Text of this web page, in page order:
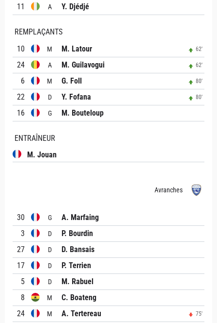
11 A Y. Djédjé
REMPLAÇANTS
10
M M. Latour 62'
24 A M. Guilavogui 62'
6 M G. Foll 80'
22 D Y. Fofana 80'
16 G M. Bouteloup
ENTRAÎNEUR
M. Jouan
Avranches
30 G
A. Marfaing
3
D
P. Bourdin
27
D
D. Bansais
17
D
P. Terrien
5
D
M. Rabuel
8
M
C. Boateng
24
M A. Tertereau 75'